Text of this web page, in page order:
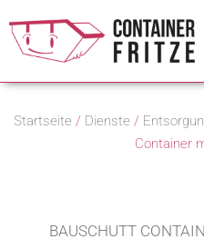
Startseite / Dienste /
Container
BAUSCHUTT